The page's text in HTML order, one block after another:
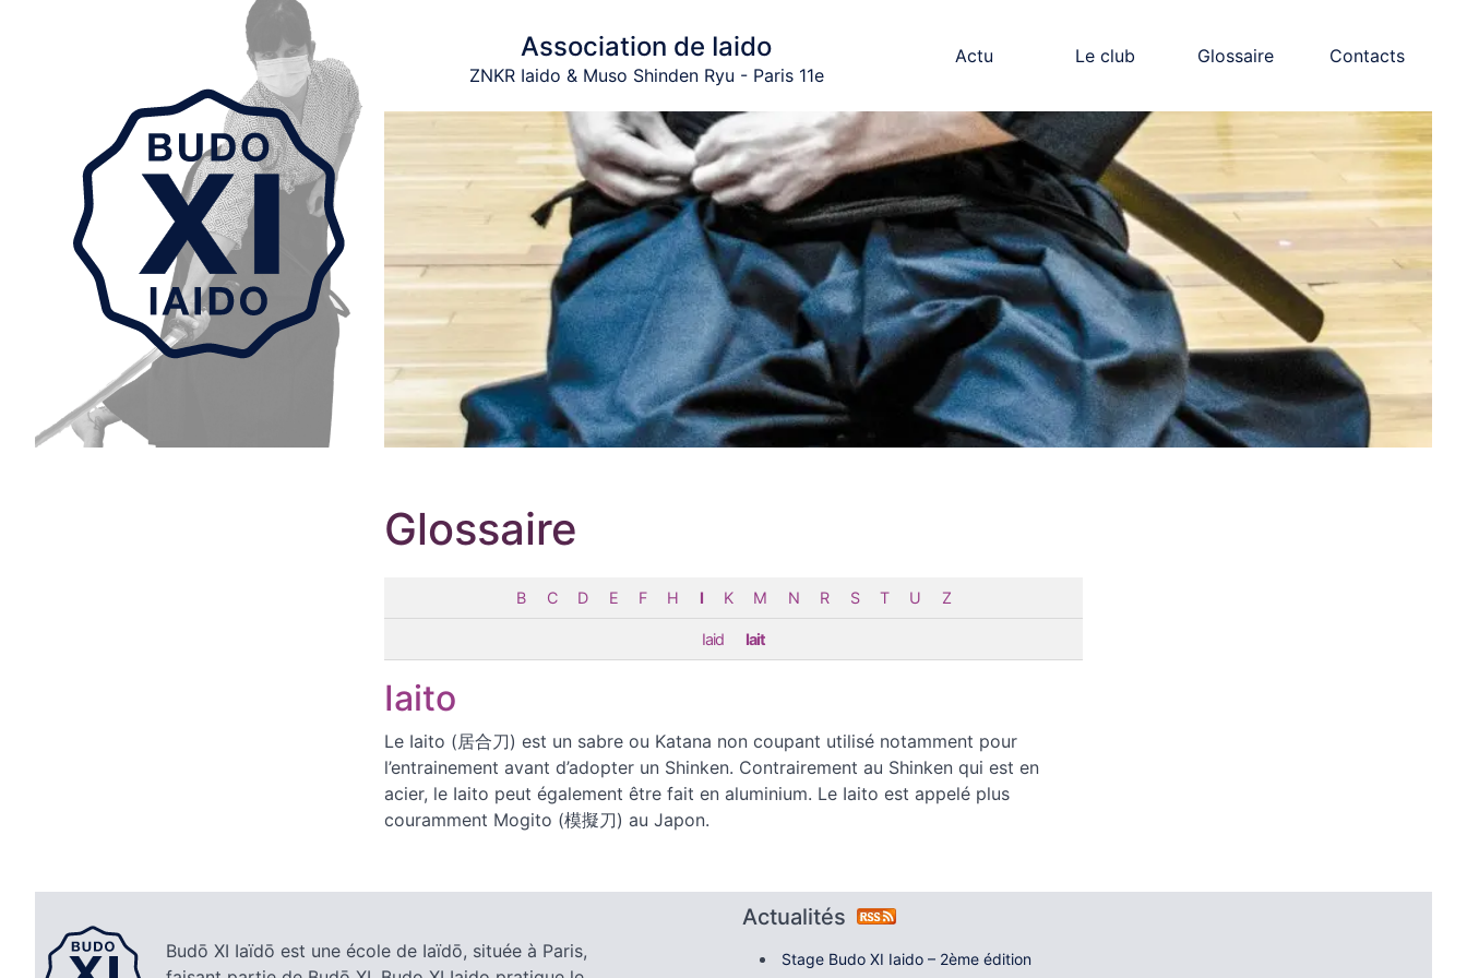
Association de Iaido
ZNKR Iaido & Muso Shinden Ryu - Paris 11e
Actu Le club Glossaire Contacts
Glossaire
B C D E F H I K M N R S T U Z
Iaid Iait
Iaito
Le Iaito (居合刀) est un sabre ou Katana non coupant utilisé notamment pour
l’entrainement avant d’adopter un Shinken. Contrairement au Shinken qui est en
acier, le Iaito peut également être fait en aluminium. Le Iaito est appelé plus
couramment Mogito (模擬刀) au Japon.
Budō XI Iaïdō est une école de Iaïdō, située à Paris,
Actualités
Stage Budo XI Iaido – 2ème édition